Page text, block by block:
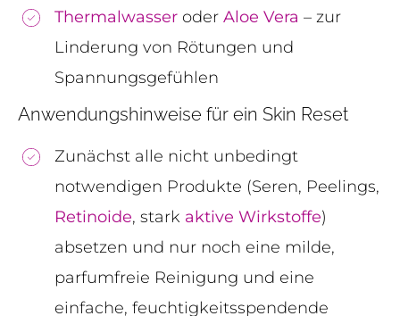
Thermalwasser oder Aloe Vera – zur
Linderung von Rötungen und
Spannungsgefühlen
Anwendungshinweise für ein Skin Reset
Zunächst alle nicht unbedingt
notwendigen Produkte (Seren, Peelings,
Retinoide, stark aktive Wirkstoffe)
absetzen und nur noch eine milde,
parfumfreie Reinigung und eine
einfache, feuchtigkeitsspendende